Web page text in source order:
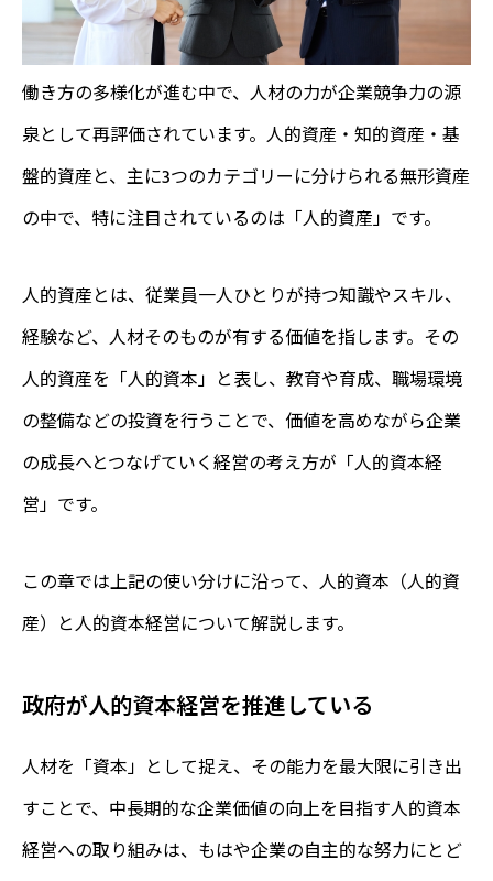
働き方の多様化が進む中で、人材の力が企業競争力の源
泉として再評価されています。人的資産・知的資産・基
盤的資産と、主に3つのカテゴリーに分けられる無形資産
の中で、特に注目されているのは「人的資産」です。
人的資産とは、従業員一人ひとりが持つ知識やスキル、
経験など、人材そのものが有する価値を指します。その
人的資産を「人的資本」と表し、教育や育成、職場環境
の整備などの投資を行うことで、価値を高めながら企業
の成長へとつなげていく経営の考え方が「人的資本経
営」です。
この章では上記の使い分けに沿って、人的資本（人的資
産）と人的資本経営について解説します。
政府が人的資本経営を推進している
人材を「資本」として捉え、その能力を最大限に引き出
すことで、中長期的な企業価値の向上を目指す人的資本
経営への取り組みは、もはや企業の自主的な努力にとど